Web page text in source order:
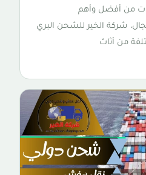
من أفضل وأهم
شركة الخير للشحن البري
من أثاث